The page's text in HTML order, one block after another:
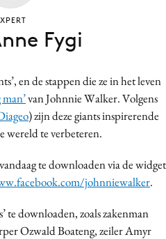
en de stappen die ze in het leven
van Johnnie Walker. Volgens
) zijn deze giants inspirerende
wereld te verbeteren.
te downloaden via de widget
johnniewalker.
te downloaden, zoals zakenman
Ozwald Boateng, zeiler Amyr
Fygi